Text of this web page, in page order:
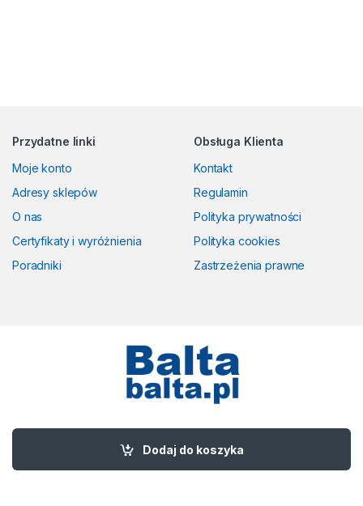
Dodaj do koszyka
Przydatne linki
Moje konto
Adresy sklepów
O nas
Certyfikaty i wyróżnienia
Poradniki
Obsługa Klienta
Kontakt
Regulamin
Polityka prywatności
Polityka cookies
Zastrzeżenia prawne
Masz pytania? Zadzwoń!
58 524 50 00